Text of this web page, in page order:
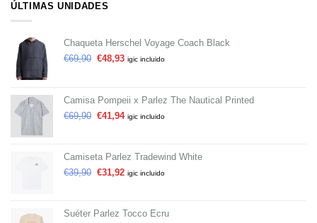
ÚLTIMAS UNIDADES
Chaqueta Herschel Voyage Coach Black
€69,90 €48,93 igic incluido
Camisa Pompeii x Parlez The Nautical Printed
€69,90 €41,94 igic incluido
Camiseta Parlez Tradewind White
€39,90 €31,92 igic incluido
Suéter Parlez Tocco Ecru